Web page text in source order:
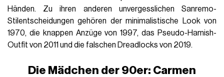
Händen. Zu ihren anderen unvergesslichen Sanremo-
Stilentscheidungen gehören der minimalistische Look von
1970, die knappen Anzüge von 1997, das Pseudo-Hamish-
Outfit von 2011 und die falschen Dreadlocks von 2019.
Die Mädchen der 90er: Carmen